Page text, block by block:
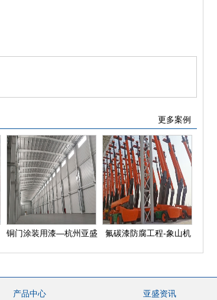
更多案例
铜门涂装用漆—杭州亚盛
氟碳漆防腐工程-象山机
产品中心 亚盛资讯